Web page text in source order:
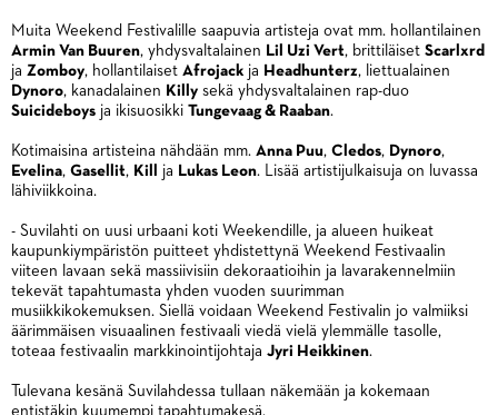
Muita Weekend Festivalille saapuvia artisteja ovat mm. hollantilainen
Armin Van Buuren, yhdysvaltalainen Lil Uzi Vert, brittiläiset Scarlxrd
ja Zomboy, hollantilaiset Afrojack ja Headhunterz, liettualainen
Dynoro, kanadalainen Killy sekä yhdysvaltalainen rap-duo
Suicideboys ja ikisuosikki Tungevaag & Raaban.
Kotimaisina artisteina nähdään mm. Anna Puu, Cledos, Dynoro,
Evelina, Gasellit, Kill ja Lukas Leon. Lisää artistijulkaisuja on luvassa
lähiviikkoina.
- Suvilahti on uusi urbaani koti Weekendille, ja alueen huikeat
kaupunkiympäristön puitteet yhdistettynä Weekend Festivaalin
viiteen lavaan sekä massiivisiin dekoraatioihin ja lavarakennelmiin
tekevät tapahtumasta yhden vuoden suurimman
musiikkikokemuksen. Siellä voidaan Weekend Festivalin jo valmiiksi
äärimmäisen visuaalinen festivaali viedä vielä ylemmälle tasolle,
toteaa festivaalin markkinointijohtaja Jyri Heikkinen.
Tulevana kesänä Suvilahdessa tullaan näkemään ja kokemaan
entistäkin kuumempi tapahtumakesä.